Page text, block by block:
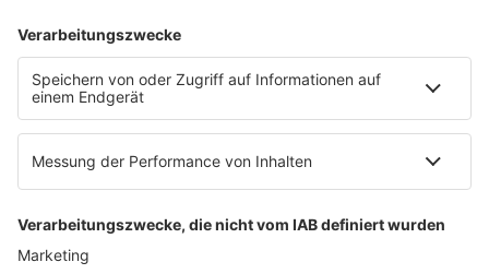
AGB
Datenschutzerklärung
Genderhinweis
Cookie-Einstellungen